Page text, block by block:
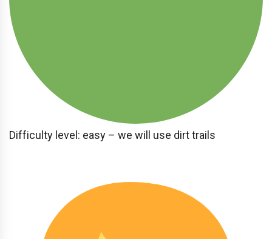
Difficulty level: easy – we will use dirt trails